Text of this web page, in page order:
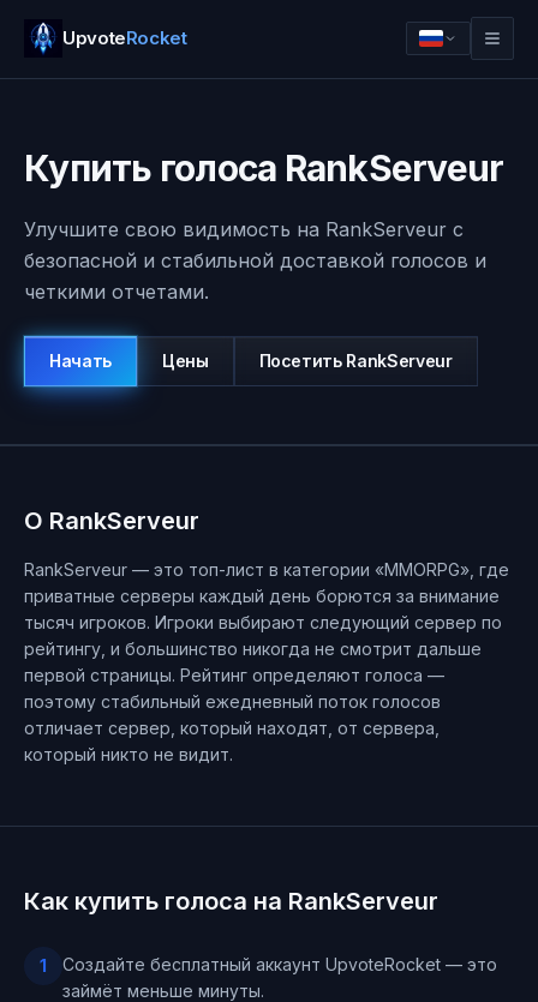
UpvoteRocket
Войти
Купить голоса RankServeur
Улучшите свою видимость на RankServeur с
безопасной и стабильной доставкой голосов и
четкими отчетами.
Начать Цены Посетить RankServeur
О RankServeur
RankServeur — это топ-лист в категории «MMORPG», где
приватные серверы каждый день борются за внимание
тысяч игроков. Игроки выбирают следующий сервер по
рейтингу, и большинство никогда не смотрит дальше
первой страницы. Рейтинг определяют голоса —
поэтому стабильный ежедневный поток голосов
отличает сервер, который находят, от сервера,
который никто не видит.
Как купить голоса на RankServeur
1
Создайте бесплатный аккаунт UpvoteRocket — это
займёт меньше минуты.